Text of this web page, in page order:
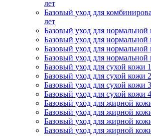
лет
Базовый уход для
лет
Базовый уход для нормальной
Базовый уход для нормальной
Базовый уход для нормальной
Базовый уход для нормальной
Базовый уход для сухой кожи
Базовый уход для сухой кожи
Базовый уход для сухой кожи
Базовый уход для сухой кожи
Базовый уход для жирной
Базовый уход для жирной
Базовый уход для жирной
Базовый уход для жирной